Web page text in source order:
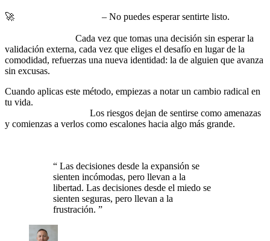
🚀
– No puedes esperar sentirte listo.
Cada vez que tomas una decisión sin esperar la
validación externa, cada vez que eliges el desafío en lugar de la
comodidad, refuerzas una nueva identidad: la de alguien que avanza
sin excusas.
Cuando aplicas este método, empiezas a notar un cambio radical en
tu vida.
Los riesgos dejan de sentirse como amenazas
y comienzas a verlos como escalones hacia algo más grande.
“ Las decisiones desde la expansión se
sienten incómodas, pero llevan a la
libertad. Las decisiones desde el miedo se
sienten seguras, pero llevan a la
frustración. ”